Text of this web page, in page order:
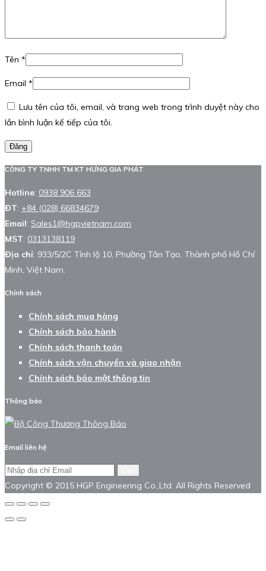
Tên *
Email *
Lưu tên của tôi, email, và trang web trong trình duyệt này cho
lần bình luận kế tiếp của tôi.
Đăng
CÔNG TY TNHH TM KT HƯNG GIA PHÁT
Hotline: 0938 906 663
ĐT: +84 (028) 66834679
Email: Sales1@hgpvietnam.com
MST: 0313138119
Địa chỉ: 933/5/2C Tỉnh lộ 10, Phường Tân Tạo, Thành phố Hồ Chí
Minh, Việt Nam.
Chính sách
Chính sách mua hàng
Chính sách bảo hành
Chính sách thanh toán
Chính sách vận chuyển và giao nhận
Chính sách bảo mật thông tin
Thông báo
Email liên hệ
Copyright © 2015 HGP Engineering Co.,Ltd. All Rights Reserved